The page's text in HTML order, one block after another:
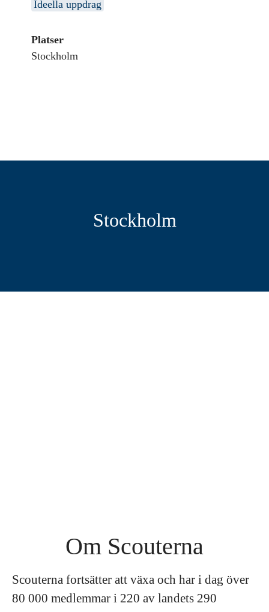
Ideella uppdrag
Platser
Stockholm
Stockholm
Om Scouterna
Scouterna fortsätter att växa och har i dag över
80 000 medlemmar i 220 av landets 290